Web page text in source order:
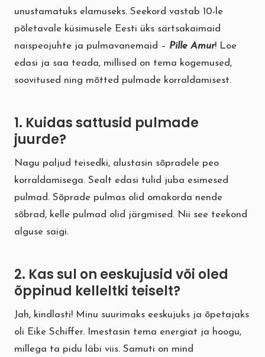
unustamatuks elamuseks. Seekord vastab 10-le
põletavale küsimusele Eesti üks särtsakaimaid
naispeojuhte ja pulmavanemaid – Pille Amur! Loe
edasi ja saa teada, millised on tema kogemused,
soovitused ning mõtted pulmade korraldamisest.
1. Kuidas sattusid pulmade
juurde?
Nagu paljud teisedki, alustasin sõpradele peo
korraldamisega. Sealt edasi tulid juba esimesed
pulmad. Sõprade pulmas olid omakorda nende
sõbrad, kelle pulmad olid järgmised. Nii see teekond
alguse saigi.
2. Kas sul on eeskujusid või oled
õppinud kelleltki teiselt?
Jah, kindlasti! Minu suurimaks eeskujuks ja õpetajaks
oli Eike Schiffer. Imestasin tema energiat ja hoogu,
millega ta pidu läbi viis. Samuti on mind